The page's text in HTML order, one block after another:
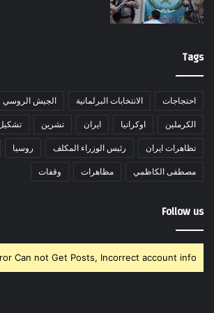
Tags
احتجاجات الانتخابات البرلمانية الجيش الروسي
الكرملين اوكرانيا ايران تشرين
تظاهرات ايران رئيس الوزراء المكلف روسيا
مصطفى الكاظمي مظاهرات وقفات
Follow us
Can not Get Posts, Incorrect account info.